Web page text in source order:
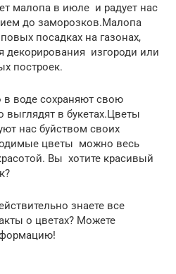
малопа в июле и радует нас
до заморозков.Малопа
посадках на газонах,
декорирования изгороди или
построек.
в воде сохраняют свою
в букетах.Цветы
нас буйством своих
цветы можно весь
Вы хотите красивый
знаете все
о цветах? Можете